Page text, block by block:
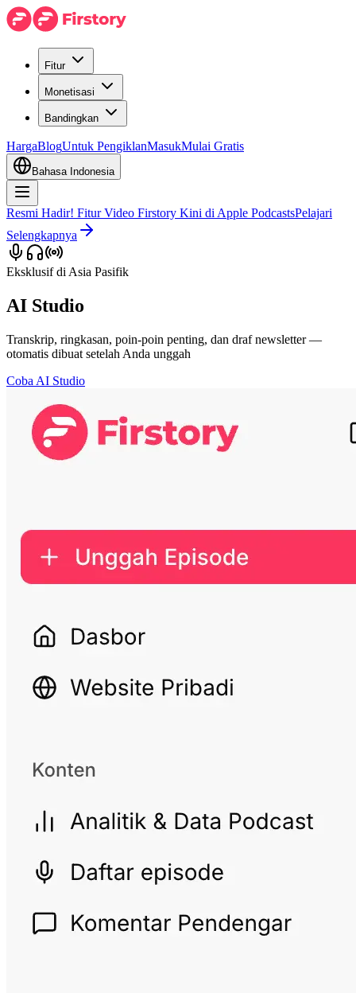
Fitur
Monetisasi
Bandingkan
HargaBlogUntuk PengiklanMasukMulai Gratis
Bahasa Indonesia
Resmi Hadir! Fitur Video Firstory Kini di Apple PodcastsPelajari
Selengkapnya
Eksklusif di Asia Pasifik
AI Studio
Transkrip, ringkasan, poin-poin penting, dan draf newsletter —
otomatis dibuat setelah Anda unggah
Coba AI Studio